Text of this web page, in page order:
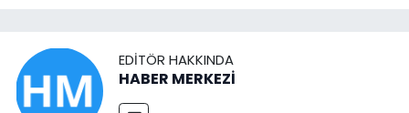
EDITÖR HAKKINDA
HABER MERKEZİ